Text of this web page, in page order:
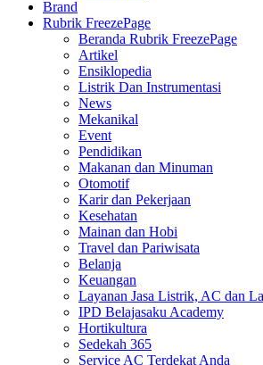
Brand
Rubrik FreezePage
Beranda Rubrik FreezePage
Artikel
Ensiklopedia
Listrik Dan Instrumentasi
News
Mekanikal
Event
Pendidikan
Makanan dan Minuman
Otomotif
Karir dan Pekerjaan
Kesehatan
Mainan dan Hobi
Travel dan Pariwisata
Belanja
Keuangan
Layanan Jasa Listrik, AC dan
IPD Belajasaku Academy
Hortikultura
Sedekah 365
Service AC Terdekat Anda